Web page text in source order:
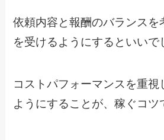
依頼内容と報酬のバランスを
を受けるようにするといいで
コストパフォーマンスを重視
ようにすることが、稼ぐコツ